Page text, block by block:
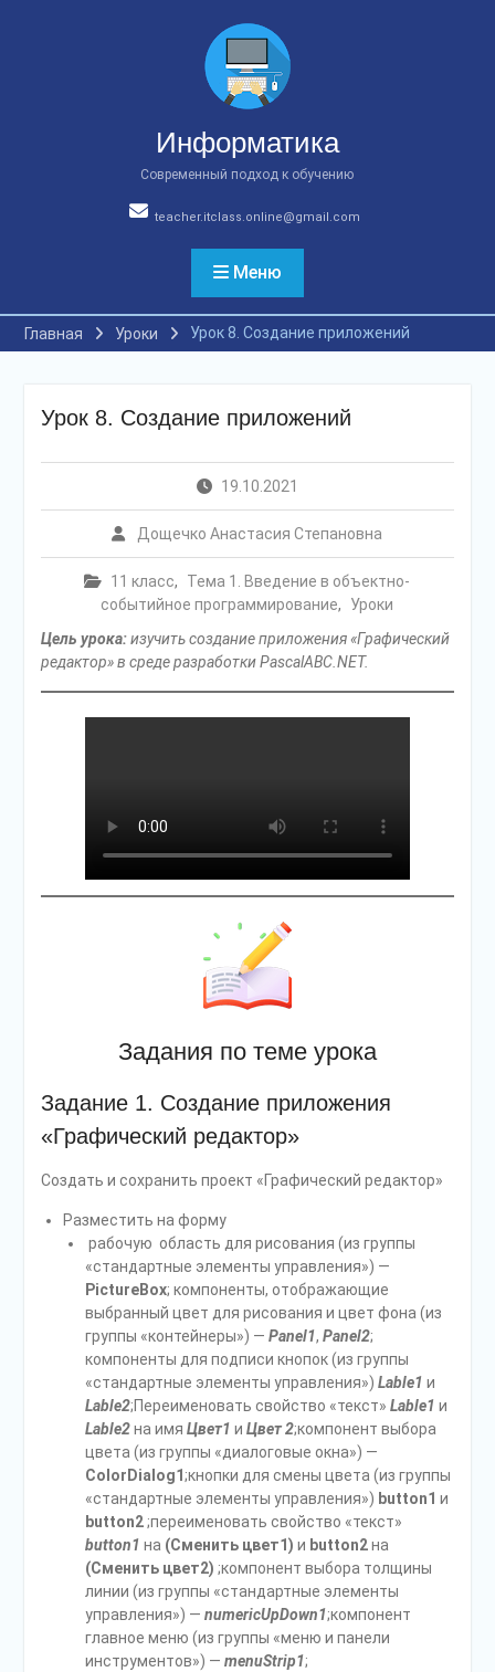
Информатика
Современный подход к обучению
teacher.itclass.online@gmail.com
Меню
Главная Уроки Урок 8. Создание приложений
Урок 8. Создание приложений
19.10.2021
Дощечко Анастасия Степановна
11 класс,
Тема 1. Введение в объектно-
событийное программирование,
Уроки
Цель урока:изучить создание приложения «Графический
редактор» в среде разработки PascalABC.NET.
Задания по теме урока
Задание 1. Создание приложения
«Графический редактор»
Создать и сохранить проект «Графический редактор»
Разместить на форму
рабочую область для рисования (из группы
«стандартные элементы управления») —
PictureBox; компоненты, отображающие
выбранный цвет для рисования и цвет фона (из
группы «контейнеры») — Panel1, Panel2;
компоненты для подписи кнопок (из группы
«стандартные элементы управления») Lable1 и
Lable2;Переименовать свойство «текст» Lable1 и
Lable2на имя Цвет1 и Цвет 2;компонент выбора
цвета (из группы «диалоговые окна») —
ColorDialog1;кнопки для смены цвета (из группы
«стандартные элементы управления») button1 и
button2;переименовать свойство «текст»
button1 на(Сменить цвет1) и button2на
(Сменить цвет2) ;компонент выбора толщины
линии (из группы «стандартные элементы
управления») — numericUpDown1;компонент
главное меню (из группы «меню и панели
инструментов») — menuStrip1;